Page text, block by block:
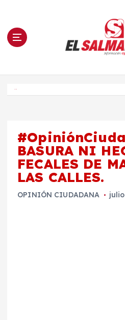
n El Salmantino -
BASURA NI
FECALES DE
LAS CALLES.
OPINIÓN CIUDADANA